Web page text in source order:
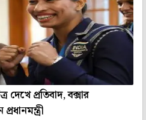
দেখে প্রতিবাদ, বক্সার